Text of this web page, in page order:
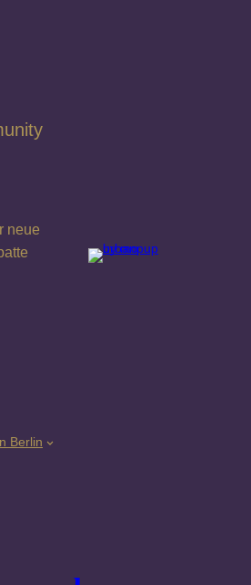
neue
Berlin